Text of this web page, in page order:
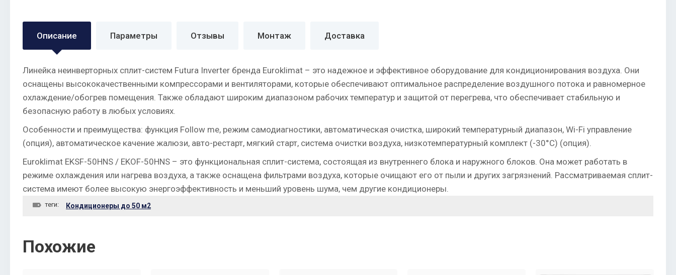
Описание Параметры Отзывы Монтаж Доставка
Линейка неинверторных сплит-систем Futura Inverter бренда Euroklimat – это надежное и эффективное оборудование для кондиционирования воздуха. Они
оснащены высококачественными компрессорами и вентиляторами, которые обеспечивают оптимальное распределение воздушного потока и равномерное
охлаждение/обогрев помещения. Также обладают широким диапазоном рабочих температур и защитой от перегрева, что обеспечивает стабильную и
безопасную работу в любых условиях.
Особенности и преимущества: функция Follow me, режим самодиагностики, автоматическая очистка, широкий температурный диапазон, Wi-Fi управление
(опция), автоматическое качение жалюзи, авто-рестарт, мягкий старт, система очистки воздуха, низкотемпературный комплект (-30°C) (опция).
Euroklimat EKSF-50HNS / EKOF-50HNS – это функциональная сплит-система, состоящая из внутреннего блока и наружного блоков. Она может работать в
режиме охлаждения или нагрева воздуха, а также оснащена фильтрами воздуха, которые очищают его от пыли и других загрязнений. Рассматриваемая сплит-
система имеют более высокую энергоэффективность и меньший уровень шума, чем другие кондиционеры.
теги: Кондиционеры до 50 м2
Похожие